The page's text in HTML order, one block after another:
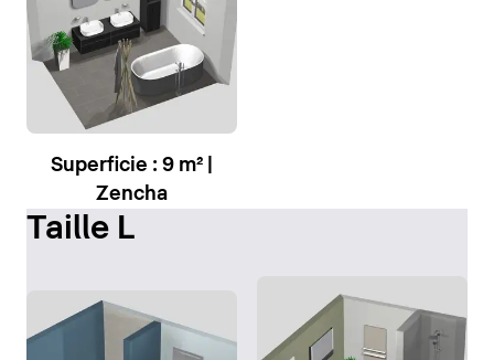
Superficie : 9 m² |
Zencha
Taille L